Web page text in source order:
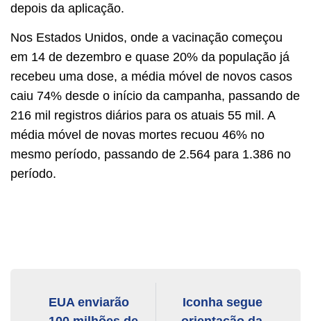
depois da aplicação.
Nos Estados Unidos, onde a vacinação começou
em 14 de dezembro e quase 20% da população já
recebeu uma dose, a média móvel de novos casos
caiu 74% desde o início da campanha, passando de
216 mil registros diários para os atuais 55 mil. A
média móvel de novas mortes recuou 46% no
mesmo período, passando de 2.564 para 1.386 no
período.
EUA enviarão
Iconha segue